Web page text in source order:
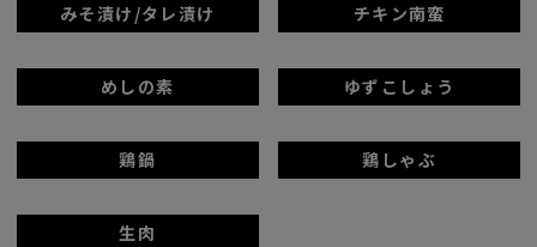
みそ漬け/タレ漬け チキン南蛮
めしの素 ゆずこしょう
鶏鍋 鶏しゃぶ
生肉